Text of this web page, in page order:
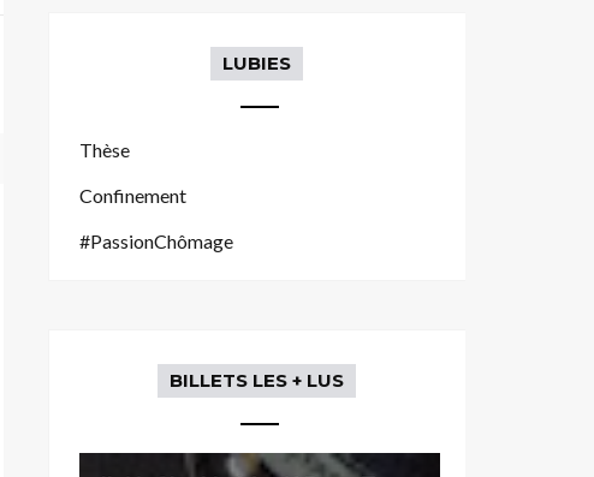
LUBIES
Thèse
Confinement
#PassionChômage
BILLETS LES + LUS